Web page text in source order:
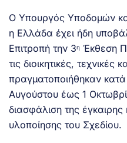
Ο Υπουργός Υποδομών
η Ελλάδα έχει ήδη
Επιτροπή την 3η Έκθεση
τις διοικητικές, τεχνικές
πραγματοποιήθηκαν
Αυγούστου έως 1
διασφάλιση της έγκαιρης
υλοποίησης του Σχεδίου.